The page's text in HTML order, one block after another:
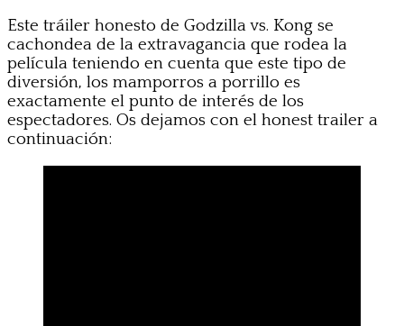
Este tráiler honesto de Godzilla vs. Kong se
cachondea de la extravagancia que rodea la
película teniendo en cuenta que este tipo de
diversión, los mamporros a porrillo es
exactamente el punto de interés de los
espectadores. Os dejamos con el honest trailer a
continuación: